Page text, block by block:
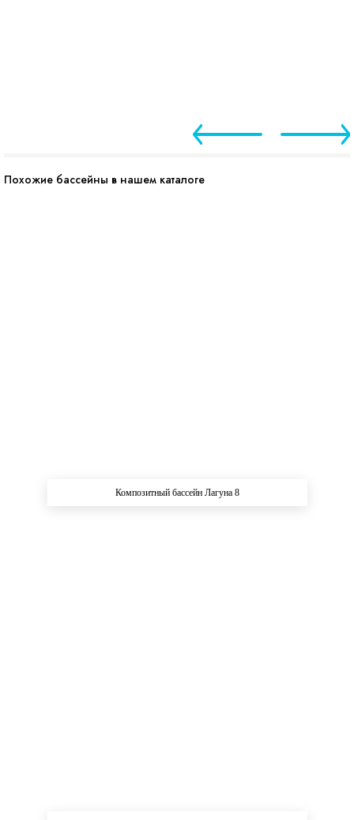
Похожие бассейны в нашем каталоге
Композитный бассейн Лагуна 8